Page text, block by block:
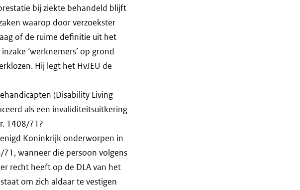
bij ziekte behandeld blijft
waarop door verzoekster
of de ruime definitie uit het
‘werknemers’ op grond
Hij legt het HvJEU de
(Disability Living
als een invaliditeitsuitkering
1408/71?
Koninkrijk onderworpen in
wanneer die persoon volgens
recht heeft op de DLA van het
om zich aldaar te vestigen